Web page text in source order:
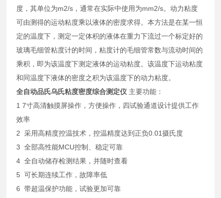
度，其单位为m2/s，通常在实际中使用为mm2/s。动力粘度
可由测得的运动粘度乘以液体的密度求得。本方法是在某一恒
定的温度下，测定一定体积的液体在重力下流过一个标定好的
玻璃毛细管粘度计的时间，粘度计的毛细管常数与流动时间的
乘积，即为该温度下测定液体的运动粘度。该温度下运动粘度
和同温度下液体的密度之积为该温度下的动力粘度。
全自动品氏乌氏粘度密度综合测定仪 主要功能：
1 7寸高清触摸屏操作，方便操作，四试验通道设计提供工作
效率
2 采用高精度控温技术，控温精度达到正负0.01摄氏度
3 全部高性能MCU控制、稳定可靠
4 全自动储存检测结果，并随时查看
5 可长期连续工作，故障率低
6 带超温保护功能，试验更加可靠